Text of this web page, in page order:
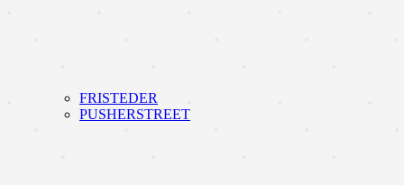
FRISTEDER
PUSHERSTREET